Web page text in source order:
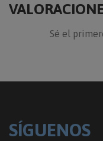
Sé el
SÍGUENOS